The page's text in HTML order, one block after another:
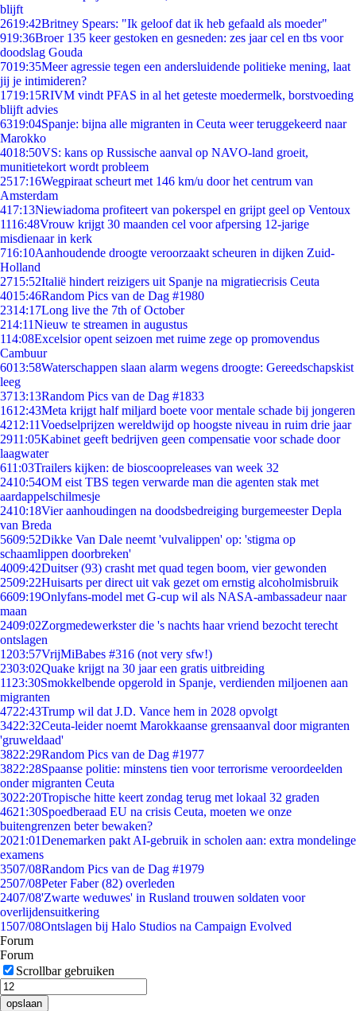
blijft
2619:42Britney Spears: "Ik geloof dat ik heb gefaald als moeder"
919:36Broer 135 keer gestoken en gesneden: zes jaar cel en tbs voor
doodslag Gouda
7019:35Meer agressie tegen een andersluidende politieke mening, laat
jij je intimideren?
1719:15RIVM vindt PFAS in al het geteste moedermelk, borstvoeding
blijft advies
6319:04Spanje: bijna alle migranten in Ceuta weer teruggekeerd naar
Marokko
4018:50VS: kans op Russische aanval op NAVO-land groeit,
munitietekort wordt probleem
2517:16Wegpiraat scheurt met 146 km/u door het centrum van
Amsterdam
417:13Niewiadoma profiteert van pokerspel en grijpt geel op Ventoux
1116:48Vrouw krijgt 30 maanden cel voor afpersing 12-jarige
misdienaar in kerk
716:10Aanhoudende droogte veroorzaakt scheuren in dijken Zuid-
Holland
2715:52Italië hindert reizigers uit Spanje na migratiecrisis Ceuta
4015:46Random Pics van de Dag #1980
2314:17Long live the 7th of October
214:11Nieuw te streamen in augustus
114:08Excelsior opent seizoen met ruime zege op promovendus
Cambuur
6013:58Waterschappen slaan alarm wegens droogte: Gereedschapskist
leeg
3713:13Random Pics van de Dag #1833
1612:43Meta krijgt half miljard boete voor mentale schade bij jongeren
4212:11Voedselprijzen wereldwijd op hoogste niveau in ruim drie jaar
2911:05Kabinet geeft bedrijven geen compensatie voor schade door
laagwater
611:03Trailers kijken: de bioscoopreleases van week 32
2410:54OM eist TBS tegen verwarde man die agenten stak met
aardappelschilmesje
2410:18Vier aanhoudingen na doodsbedreiging burgemeester Depla
van Breda
5609:52Dikke Van Dale neemt 'vulvalippen' op: 'stigma op
schaamlippen doorbreken'
4009:42Duitser (93) crasht met quad tegen boom, vier gewonden
2509:22Huisarts per direct uit vak gezet om ernstig alcoholmisbruik
6609:19Onlyfans-model met G-cup wil als NASA-ambassadeur naar
maan
2409:02Zorgmedewerkster die 's nachts haar vriend bezocht terecht
ontslagen
1203:57VrijMiBabes #316 (not very sfw!)
2303:02Quake krijgt na 30 jaar een gratis uitbreiding
11 23:30Smokkelbende opgerold in Spanje, verdienden miljoenen aan
migranten
4722:43Trump wil dat J.D. Vance hem in 2028 opvolgt
3422:32Ceuta-leider noemt Marokkaanse grensaanval door migranten
'gruweldaad'
3822:29Random Pics van de Dag #1977
3822:28Spaanse politie: minstens tien voor terrorisme veroordeelden
onder migranten Ceuta
3022:20Tropische hitte keert zondag terug met lokaal 32 graden
4621:30Spoedberaad EU na crisis Ceuta, moeten we onze
buitengrenzen beter bewaken?
2021:01Denemarken pakt AI-gebruik in scholen aan: extra mondelinge
examens
3507/08Random Pics van de Dag #1979
2507/08Peter Faber (82) overleden
2407/08'Zwarte weduwes' in Rusland trouwen soldaten voor
overlijdensuitkering
1507/08Ontslagen bij Halo Studios na Campaign Evolved
Forum
Forum
Scrollbar gebruiken
opslaan